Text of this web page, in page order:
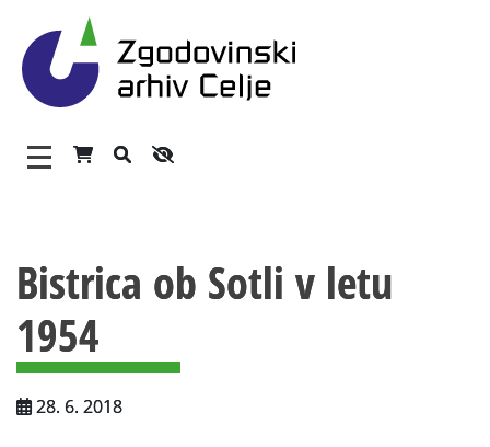
Zgodovinski arhiv Celje –
Glavni meni
Zaposleni
Povezave
Varstvo osebnih podatkov
Katalog informacij javnega značaja
Bistrica ob Sotli v letu
1954
28. 6. 2018